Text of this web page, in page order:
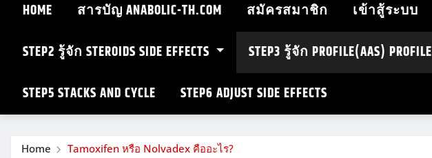
HOME สารบัญ ANABOLIC-TH.COM สมัครสมาชิก เข้าสู้ระบบ
STEP2 รู้จัก STEROIDS SIDE EFFECTS STEP3 รู้จัก PROFILE(AAS) PROFILE
STEP5 STACKS AND CYCLE STEP6 ADJUST SIDE EFFECTS
Home Tamoxifen หรือ Nolvadex คืออะไร?